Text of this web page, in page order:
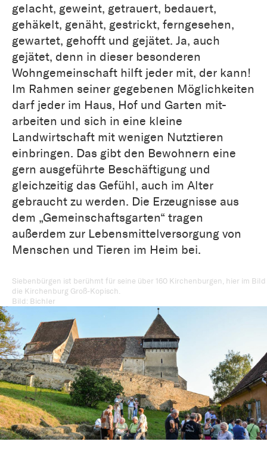
gelacht, geweint, getrauert, bedauert,
gehäkelt, genäht, gestrickt, ferngesehen,
gewartet, gehofft und gejätet. Ja, auch
gejätet, denn in dieser besonderen
Wohngemeinschaft hilft jeder mit, der kann!
Im Rahmen seiner gegebenen Möglichkeiten
darf jeder im Haus, Hof und Garten mit-
arbeiten und sich in eine kleine
Landwirtschaft mit wenigen Nutztieren
einbringen. Das gibt den Bewohnern eine
gern ausgeführte Beschäftigung und
gleichzeitig das Gefühl, auch im Alter
gebraucht zu werden. Die Erzeugnisse aus
dem „Gemeinschaftsgarten“ tragen
außerdem zur Lebensmittelversorgung von
Menschen und Tieren im Heim bei.
Siebenbürgen ist berühmt für seine über 160 Kirchenburgen, hier im Bild
die Kirchenburg Groß-Kopisch.
Bild: Bichler